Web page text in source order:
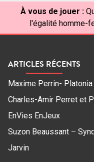
À vous de jouer :
l'égalité homme-
ARTICLES RÉCENTS
Maxime Perrin- Platonia
Charles-Amir Perret et
EnVies EnJeux
Suzon Beaussant –
Jarvin